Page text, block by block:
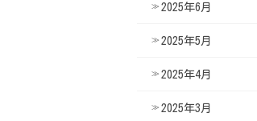
2025年6月
2025年5月
2025年4月
2025年3月